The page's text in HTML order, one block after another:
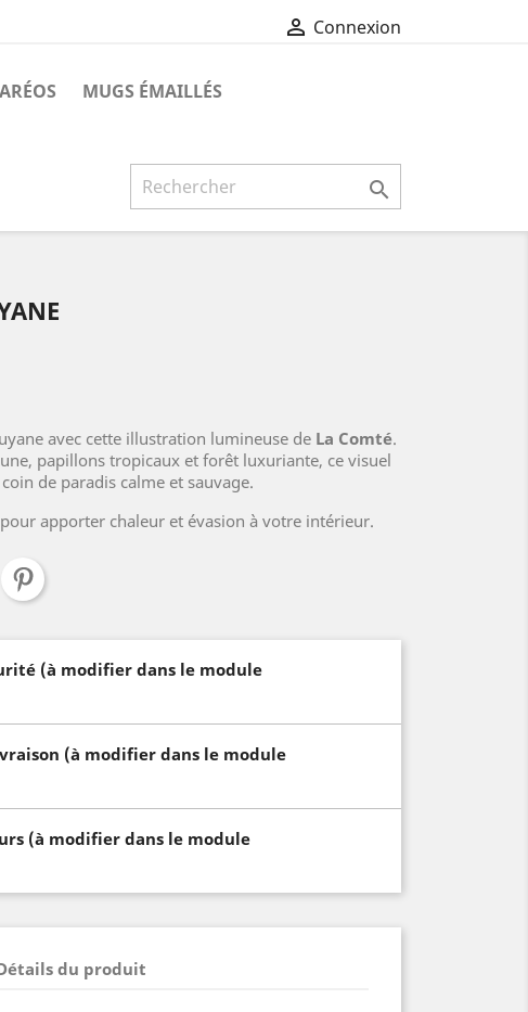
 Connexion
MUGS ÉMAILLÉS

avec cette illustration lumineuse de La Comté.
papillons tropicaux et forêt luxuriante, ce visuel
de paradis calme et sauvage.
apporter chaleur et évasion à votre intérieur.
(à modifier dans le module
(à modifier dans le module
(à modifier dans le module
du produit